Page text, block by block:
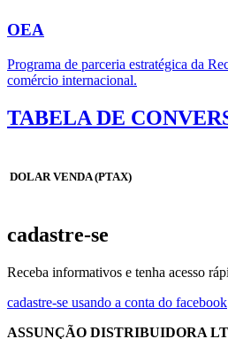
OEA
Programa de parceria estratégica da
comércio internacional.
TABELA DE
DOLAR VENDA (PTAX)
cadastre-se
Receba informativos e tenha acesso
cadastre-se usando a conta do facebook
ASSUNÇÃO DISTRIBUIDORA